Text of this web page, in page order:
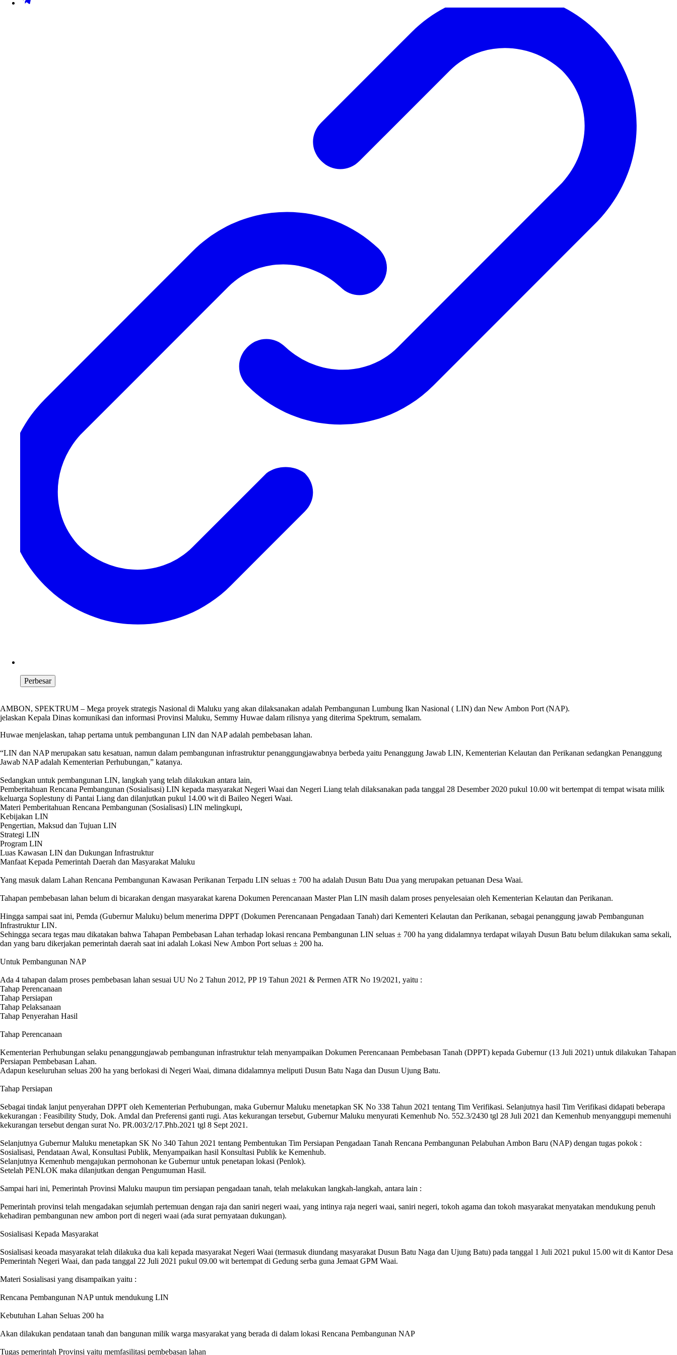
Perbesar
AMBON, SPEKTRUM – Mega proyek strategis Nasional di Maluku yang akan dilaksanakan adalah Pembangunan Lumbung Ikan Nasional ( LIN) dan New Ambon Port (NAP).
jelaskan Kepala Dinas komunikasi dan informasi Provinsi Maluku, Semmy Huwae dalam rilisnya yang diterima Spektrum, semalam.
Huwae menjelaskan, tahap pertama untuk pembangunan LIN dan NAP adalah pembebasan lahan.
“LIN dan NAP merupakan satu kesatuan, namun dalam pembangunan infrastruktur penanggungjawabnya berbeda yaitu Penanggung Jawab LIN, Kementerian Kelautan dan Perikanan sedangkan Penanggung
Jawab NAP adalah Kementerian Perhubungan,” katanya.
Sedangkan untuk pembangunan LIN, langkah yang telah dilakukan antara lain,
Pemberitahuan Rencana Pembangunan (Sosialisasi) LIN kepada masyarakat Negeri Waai dan Negeri Liang telah dilaksanakan pada tanggal 28 Desember 2020 pukul 10.00 wit bertempat di tempat wisata milik
keluarga Soplestuny di Pantai Liang dan dilanjutkan pukul 14.00 wit di Baileo Negeri Waai.
Materi Pemberitahuan Rencana Pembangunan (Sosialisasi) LIN melingkupi,
Kebijakan LIN
Pengertian, Maksud dan Tujuan LIN
Strategi LIN
Program LIN
Luas Kawasan LIN dan Dukungan Infrastruktur
Manfaat Kepada Pemerintah Daerah dan Masyarakat Maluku
Yang masuk dalam Lahan Rencana Pembangunan Kawasan Perikanan Terpadu LIN seluas ± 700 ha adalah Dusun Batu Dua yang merupakan petuanan Desa Waai.
Tahapan pembebasan lahan belum di bicarakan dengan masyarakat karena Dokumen Perencanaan Master Plan LIN masih dalam proses penyelesaian oleh Kementerian Kelautan dan Perikanan.
Hingga sampai saat ini, Pemda (Gubernur Maluku) belum menerima DPPT (Dokumen Perencanaan Pengadaan Tanah) dari Kementeri Kelautan dan Perikanan, sebagai penanggung jawab Pembangunan
Infrastruktur LIN.
Sehingga secara tegas mau dikatakan bahwa Tahapan Pembebasan Lahan terhadap lokasi rencana Pembangunan LIN seluas ± 700 ha yang didalamnya terdapat wilayah Dusun Batu belum dilakukan sama sekali,
dan yang baru dikerjakan pemerintah daerah saat ini adalah Lokasi New Ambon Port seluas ± 200 ha.
Untuk Pembangunan NAP
Ada 4 tahapan dalam proses pembebasan lahan sesuai UU No 2 Tahun 2012, PP 19 Tahun 2021 & Permen ATR No 19/2021, yaitu :
Tahap Perencanaan
Tahap Persiapan
Tahap Pelaksanaan
Tahap Penyerahan Hasil
Tahap Perencanaan
Kementerian Perhubungan selaku penanggungjawab pembangunan infrastruktur telah menyampaikan Dokumen Perencanaan Pembebasan Tanah (DPPT) kepada Gubernur (13 Juli 2021) untuk dilakukan Tahapan
Persiapan Pembebasan Lahan.
Adapun keseluruhan seluas 200 ha yang berlokasi di Negeri Waai, dimana didalamnya meliputi Dusun Batu Naga dan Dusun Ujung Batu.
Tahap Persiapan
Sebagai tindak lanjut penyerahan DPPT oleh Kementerian Perhubungan, maka Gubernur Maluku menetapkan SK No 338 Tahun 2021 tentang Tim Verifikasi. Selanjutnya hasil Tim Verifikasi didapati beberapa
kekurangan : Feasibility Study, Dok. Amdal dan Preferensi ganti rugi. Atas kekurangan tersebut, Gubernur Maluku menyurati Kemenhub No. 552.3/2430 tgl 28 Juli 2021 dan Kemenhub menyanggupi memenuhi
kekurangan tersebut dengan surat No. PR.003/2/17.Phb.2021 tgl 8 Sept 2021.
Selanjutnya Gubernur Maluku menetapkan SK No 340 Tahun 2021 tentang Pembentukan Tim Persiapan Pengadaan Tanah Rencana Pembangunan Pelabuhan Ambon Baru (NAP) dengan tugas pokok :
Sosialisasi, Pendataan Awal, Konsultasi Publik, Menyampaikan hasil Konsultasi Publik ke Kemenhub.
Selanjutnya Kemenhub mengajukan permohonan ke Gubernur untuk penetapan lokasi (Penlok).
Setelah PENLOK maka dilanjutkan dengan Pengumuman Hasil.
Sampai hari ini, Pemerintah Provinsi Maluku maupun tim persiapan pengadaan tanah, telah melakukan langkah-langkah, antara lain :
Pemerintah provinsi telah mengadakan sejumlah pertemuan dengan raja dan saniri negeri waai, yang intinya raja negeri waai, saniri negeri, tokoh agama dan tokoh masyarakat menyatakan mendukung penuh
kehadiran pembangunan new ambon port di negeri waai (ada surat pernyataan dukungan).
Sosialisasi Kepada Masyarakat
Sosialisasi keoada masyarakat telah dilakuka dua kali kepada masyarakat Negeri Waai (termasuk diundang masyarakat Dusun Batu Naga dan Ujung Batu) pada tanggal 1 Juli 2021 pukul 15.00 wit di Kantor Desa
Pemerintah Negeri Waai, dan pada tanggal 22 Juli 2021 pukul 09.00 wit bertempat di Gedung serba guna Jemaat GPM Waai.
Materi Sosialisasi yang disampaikan yaitu :
Rencana Pembangunan NAP untuk mendukung LIN
Kebutuhan Lahan Seluas 200 ha
Akan dilakukan pendataan tanah dan bangunan milik warga masyarakat yang berada di dalam lokasi Rencana Pembangunan NAP
Tugas pemerintah Provinsi yaitu memfasilitasi pembebasan lahan